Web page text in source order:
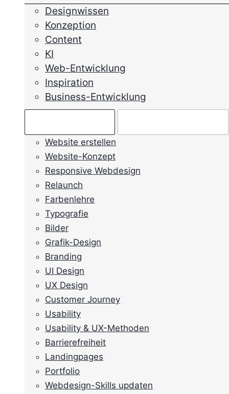
Designwissen
Konzeption
Content
KI
Web-Entwicklung
Inspiration
Business-Entwicklung
Website erstellen
Website-Konzept
Responsive Webdesign
Relaunch
Farbenlehre
Typografie
Bilder
Grafik-Design
Branding
UI Design
UX Design
Customer Journey
Usability
Usability & UX-Methoden
Barrierefreiheit
Landingpages
Portfolio
Webdesign-Skills updaten